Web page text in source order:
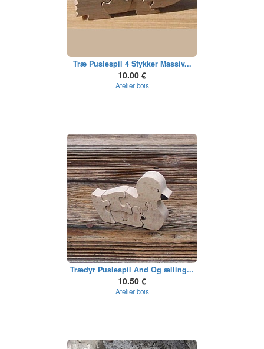
Træ Puslespil 4 Stykker Massiv...
10.00 €
Atelier bois
Trædyr Puslespil And Og ælling...
10.50 €
Atelier bois